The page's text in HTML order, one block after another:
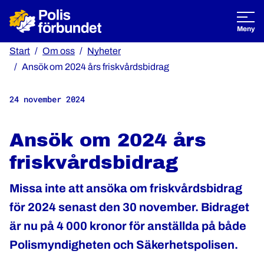
Öppna
Meny
Start Om oss
Nyheter
Ansök om 2024 års friskvårdsbidrag
24 november 2024
Ansök om 2024 års
friskvårdsbidrag
Missa inte att ansöka om friskvårdsbidrag
för 2024 senast den 30 november. Bidraget
är nu på 4 000 kronor för anställda på både
Polismyndigheten och Säkerhetspolisen.